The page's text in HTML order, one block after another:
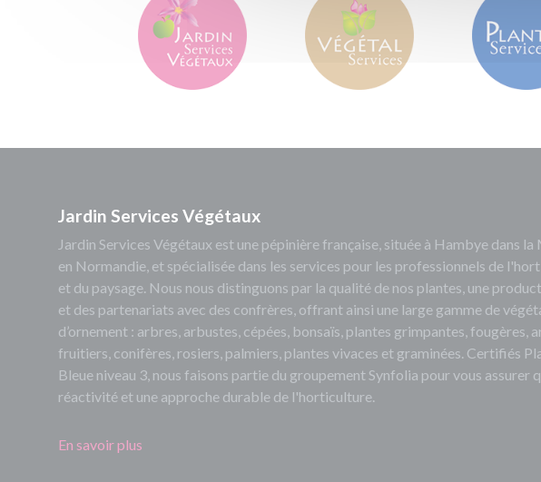
Jardin Services Végétaux
Jardin Services Végétaux est une pépinière française, située à Hambye dans la
en Normandie, et spécialisée dans les services pour les professionnels de
et du paysage. Nous nous distinguons par la qualité de nos plantes, une
et des partenariats avec des confrères, offrant ainsi une large gamme de
d’ornement : arbres, arbustes, cépées, bonsaïs, plantes grimpantes, fougères,
fruitiers, conifères, rosiers, palmiers, plantes vivaces et graminées. Certifiés
Bleue niveau 3, nous faisons partie du groupement Synfolia pour vous assurer
réactivité et une approche durable de l'horticulture.
En savoir plus